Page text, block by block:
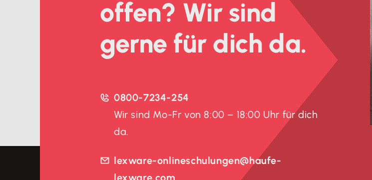
offen? Wir sind
gerne für dich da.
0800-7234-254
Wir sind Mo-Fr von 8:00 – 18:00 Uhr für dich
da.
lexware-onlineschulungen@haufe-
lexware.com